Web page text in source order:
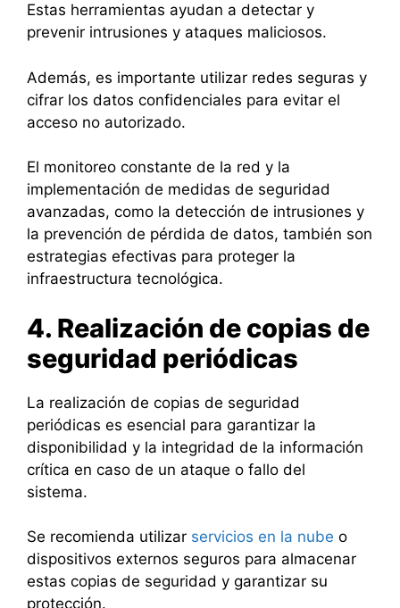
Estas herramientas ayudan a detectar y
prevenir intrusiones y ataques maliciosos.
Además, es importante utilizar redes seguras y
cifrar los datos confidenciales para evitar el
acceso no autorizado.
El monitoreo constante de la red y la
implementación de medidas de seguridad
avanzadas, como la detección de intrusiones y
la prevención de pérdida de datos, también son
estrategias efectivas para proteger la
infraestructura tecnológica.
4. Realización de copias de
seguridad periódicas
La realización de copias de seguridad
periódicas es esencial para garantizar la
disponibilidad y la integridad de la información
crítica en caso de un ataque o fallo del
sistema.
Se recomienda utilizar servicios en la nube o
dispositivos externos seguros para almacenar
estas copias de seguridad y garantizar su
protección.